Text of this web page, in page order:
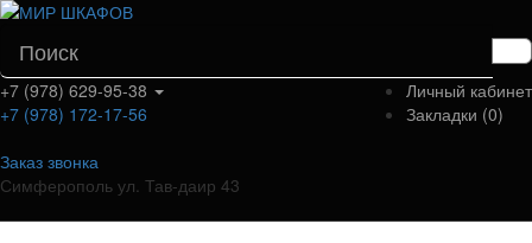
Личный кабинет
Закладки (0)
+7 (978) 629-95-38
+7 (978) 172-17-56
Заказ звонка
Симферополь ул. Тав-даир 43